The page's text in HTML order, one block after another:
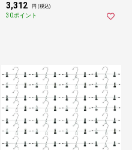
3,312 円 (税込)
30ポイント